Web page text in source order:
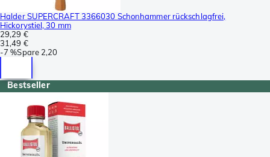
Halder SUPERCRAFT 3366030 Schonhammer rückschlagfrei,
Hickorystiel, 30 mm
29,29 €
31,49 €
-7 %Spare 2,20
Bestseller